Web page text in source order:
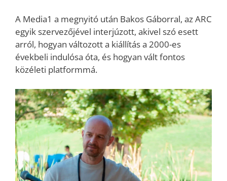
A Media1 a megnyitó után Bakos Gáborral, az ARC
egyik szervezőjével interjúzott, akivel szó esett
arról, hogyan változott a kiállítás a 2000-es
évekbeli indulósa óta, és hogyan vált fontos
közéleti platformmá.